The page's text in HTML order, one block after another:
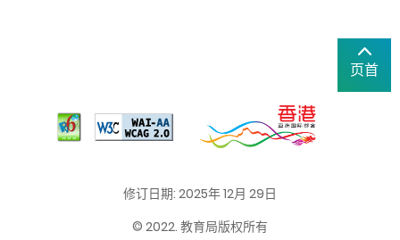
页首
修订日期: 2025年 12月 29日
© 2022. 教育局版权所有